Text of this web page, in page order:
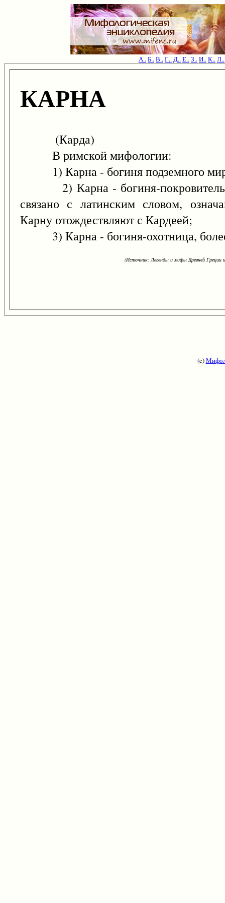
А..Б..В..Г..Д..Е..З..И..К..Л..
КАРНА
(Карда)
В римской мифологии:
1) Карна - богиня подземного
2) Карна - богиня-
связано с латинским словом,
Карну отождествляют с Кардеей;
3) Карна - богиня-охотница,
(Источник: Легенды и мифы Древней
(c)